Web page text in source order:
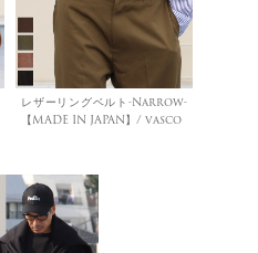
レザーリングベルト-Narrow-
【MADE IN JAPAN】/ vasco